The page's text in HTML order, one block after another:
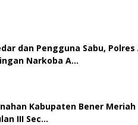
dan Pengguna Sabu,
Narkoba A…
Kabupaten Bener
III Sec…